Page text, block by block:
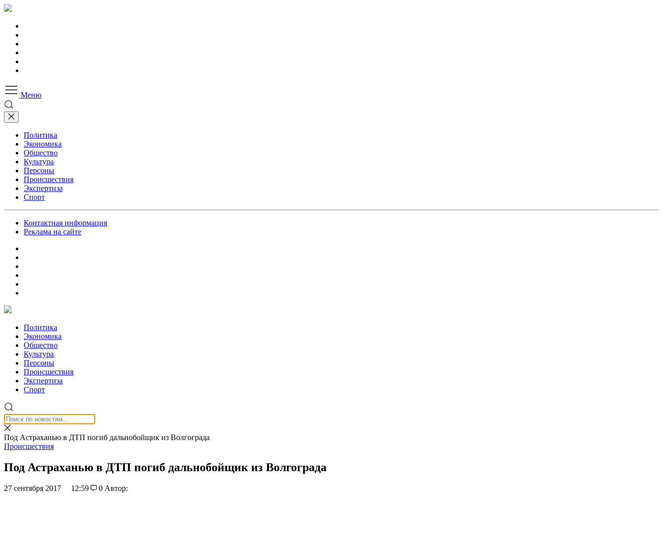
Меню
Политика
Экономика
Общество
Культура
Персоны
Происшествия
Экспертиза
Спорт
Контактная информация
Реклама на сайте
Политика
Экономика
Общество
Культура
Персоны
Происшествия
Экспертиза
Спорт
Под Астраханью в ДТП погиб дальнобойщик из Волгограда
Происшествия
Под Астраханью в ДТП погиб дальнобойщик из Волгограда
27 сентября 2017 12:59 0 Автор: